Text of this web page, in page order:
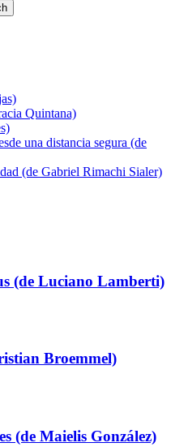
Quintana)
una distancia segura (de
(de Gabriel Rimachi Sialer)
(de Luciano Lamberti)
Broemmel)
(de Maielis González)